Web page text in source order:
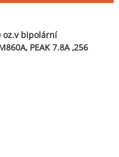
oz.v bipolární
PEAK 7.8A ,256